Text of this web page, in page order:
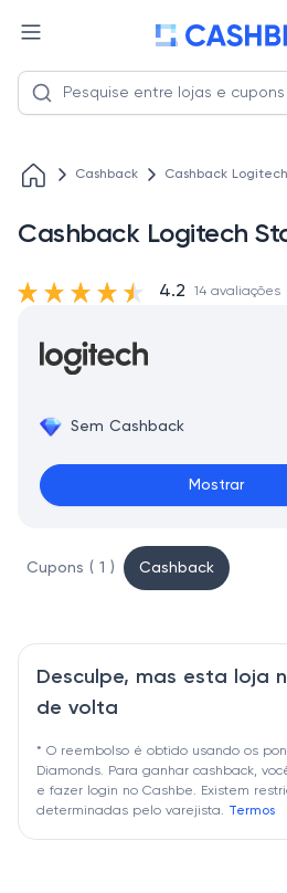
Cashback Cashback
Cashback Logitech
Sem Cashback
Mostrar
4.2 14 avaliações
Cupons ( 1 ) Cashback
Desculpe, mas esta loja
de volta
* O reembolso é obtido usando os
Diamonds. Para ganhar cashback,
e fazer login no Cashbe. Existem
determinadas pelo varejista. Termos